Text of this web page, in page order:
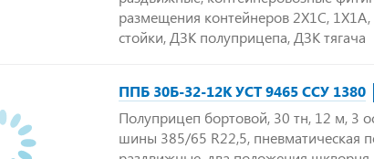
размещения контейнеров 2Х1С,
стойки, ДЗК полуприцепа, ДЗК тягача
ППБ 30Б-32-12К УСТ 9465 ССУ 1380
Полуприцеп бортовой, 30 тн, 12 м, 3
шины 385/65 R22,5, пневматическая